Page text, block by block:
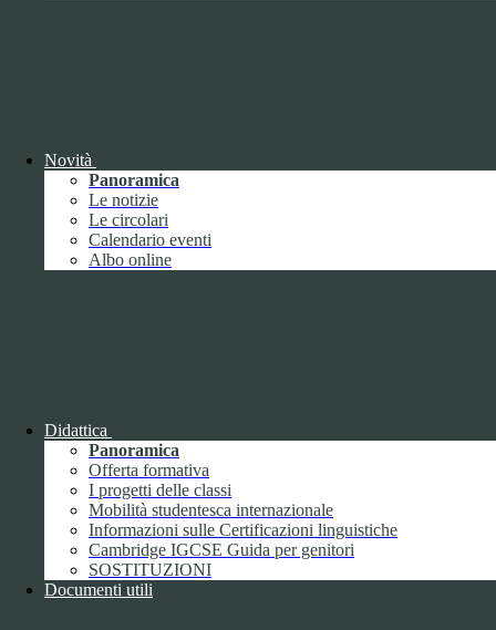
Novità
Panoramica
Le notizie
Le circolari
Calendario eventi
Albo online
Didattica
Panoramica
Offerta formativa
I progetti delle classi
Mobilità studentesca internazionale
Informazioni sulle Certificazioni linguistiche
Cambridge IGCSE Guida per genitori
SOSTITUZIONI
Documenti utili
Sistema di misurazione e valutazione della
performance